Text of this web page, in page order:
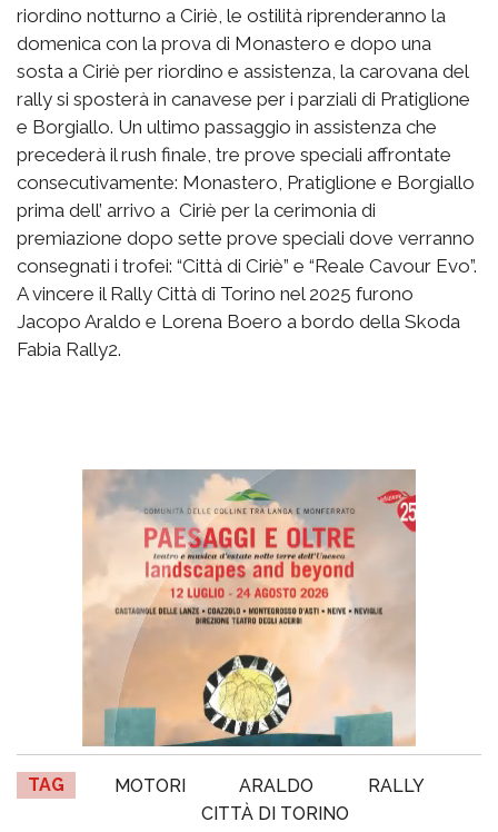
riordino notturno a Ciriè, le ostilità riprenderanno la
domenica con la prova di Monastero e dopo una
sosta a Ciriè per riordino e assistenza, la carovana del
rally si sposterà in canavese per i parziali di Pratiglione
e Borgiallo. Un ultimo passaggio in assistenza che
precederà il rush finale, tre prove speciali affrontate
consecutivamente: Monastero, Pratiglione e Borgiallo
prima dell’ arrivo a Ciriè per la cerimonia di
premiazione dopo sette prove speciali dove verranno
consegnati i trofei: “Città di Ciriè” e “Reale Cavour Evo”.
A vincere il Rally Città di Torino nel 2025 furono
Jacopo Araldo e Lorena Boero a bordo della Skoda
Fabia Rally2.
TAG MOTORI ARALDO
RALLY
CITTÀ DI TORINO